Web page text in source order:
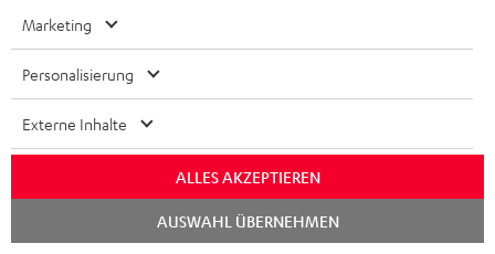
enthalten.
Weiteres Zubehör
Marketing
Personalisierung
Externe Inhalte
ALLES AKZEPTIEREN
AUSWAHL ÜBERNEHMEN